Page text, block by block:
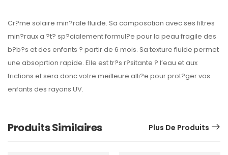
Cr?me solaire min?rale fluide. Sa composotion avec ses filtres
min?raux a ?t? sp?cialement formul?e pour la peau fragile des
b?b?s et des enfants ? partir de 6 mois. Sa texture fluide permet
une absoprtion rapide. Elle est tr?s r?sitante ? l’eau et aux
frictions et sera donc votre meilleure alli?e pour prot?ger vos
enfants des rayons UV.
Produits Similaires Plus De Produits